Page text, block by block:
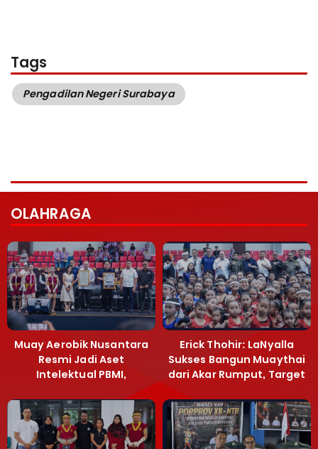
Tags
Pengadilan Negeri Surabaya
OLAHRAGA
Muay Aerobik Nusantara
Resmi Jadi Aset
Intelektual PBMI,
Terobosan Bangun
Grassroots
Erick Thohir: LaNyalla
Sukses Bangun Muaythai
dari Akar Rumput, Target